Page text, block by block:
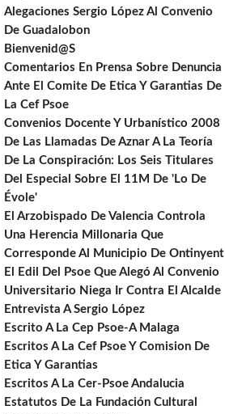
Alegaciones Sergio López Al Convenio
De Guadalobon
Bienvenid@S
Comentarios En Prensa Sobre Denuncia
Ante El Comite De Etica Y Garantias De
La Cef Psoe
Convenios Docente Y Urbanístico 2008
De Las Llamadas De Aznar A La Teoría
De La Conspiración: Los Seis Titulares
Del Especial Sobre El 11M De 'Lo De
Évole'
El Arzobispado De Valencia Controla
Una Herencia Millonaria Que
Corresponde Al Municipio De Ontinyent
El Edil Del Psoe Que Alegó Al Convenio
Universitario Niega Ir Contra El Alcalde
Entrevista A Sergio López
Escrito A La Cep Psoe-A Malaga
Escritos A La Cef Psoe Y Comision De
Etica Y Garantias
Escritos A La Cer-Psoe Andalucia
Estatutos De La Fundación Cultural